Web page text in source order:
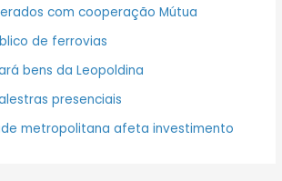
com cooperação Mútua
de ferrovias
bens da Leopoldina
presenciais
metropolitana afeta investimento